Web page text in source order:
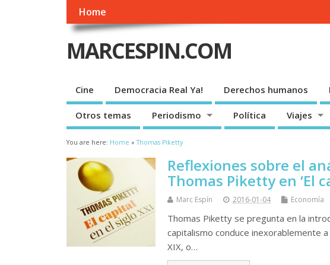
Home
MARCESPIN.COM
Cine Democracia Real Ya! Derechos humanos
Otros temas Periodismo Política Viajes
You are here: Home »Thomas Piketty
Reflexiones sobre el
Thomas Piketty en ‘El
Marc Espín 2016-01-04 Economía
Thomas Piketty se pregunta en la
capitalismo conduce inexorablemente
XIX, o…